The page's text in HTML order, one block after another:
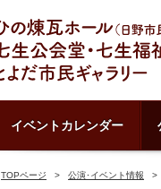
イベントカレンダー
TOPページ 公演･イベント情報